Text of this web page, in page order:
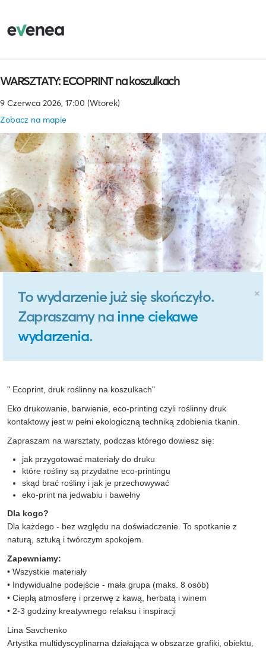
WARSZTATY: ECOPRINT na koszulkach
9 Czerwca 2026, 17:00 (Wtorek)
Zobacz na mapie
×
To wydarzenie już się skończyło.
Zapraszamy na inne ciekawe
wydarzenia.
" Ecoprint, druk roślinny na koszulkach"
Eko drukowanie, barwienie, eco-printing czyli roślinny druk
kontaktowy jest w pełni ekologiczną techniką zdobienia tkanin.
Zapraszam na warsztaty, podczas którego dowiesz się:
jak przygotować materiały do druku
które rośliny są przydatne eco-printingu
skąd brać rośliny i jak je przechowywać
eko-print na jedwabiu i bawełny
Dla kogo?
Dla każdego - bez względu na doświadczenie. To spotkanie z
naturą, sztuką i twórczym spokojem.
Zapewniamy:
• Wszystkie materiały
• Indywidualne podejście - mała grupa (maks. 8 osób)
• Ciepłą atmosferę i przerwę z kawą, herbatą i winem
• 2-3 godziny kreatywnego relaksu i inspiracji
Lina Savchenko
Artystka multidyscyplinarna działająca w obszarze grafiki, obiektu,